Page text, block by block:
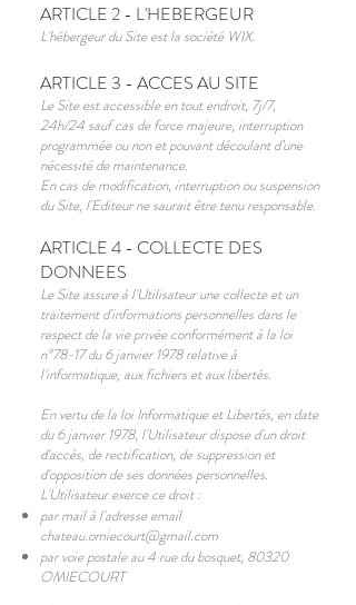
ARTICLE 2 - L'HEBERGEUR
L'hébergeur du Site est la société WIX.
ARTICLE 3 - ACCES AU SITE
Le Site est accessible en tout endroit, 7j/7,
24h/24 sauf cas de force majeure, interruption
programmée ou non et pouvant découlant d’une
nécessité de maintenance.
En cas de modification, interruption ou suspension
du Site, l'Editeur ne saurait être tenu responsable.
ARTICLE 4 - COLLECTE DES
DONNEES
Le Site assure à l'Utilisateur une collecte et un
traitement d'informations personnelles dans le
respect de la vie privée conformément à la loi
n°78-17 du 6 janvier 1978 relative à
l'informatique, aux fichiers et aux libertés.
En vertu de la loi Informatique et Libertés, en date
du 6 janvier 1978, l'Utilisateur dispose d'un droit
d'accès, de rectification, de suppression et
d'opposition de ses données personnelles.
L'Utilisateur exerce ce droit :
par mail à l'adresse email
chateau.omiecourt@gmail.com
par voie postale au 4 rue du bosquet, 80320
OMIECOURT